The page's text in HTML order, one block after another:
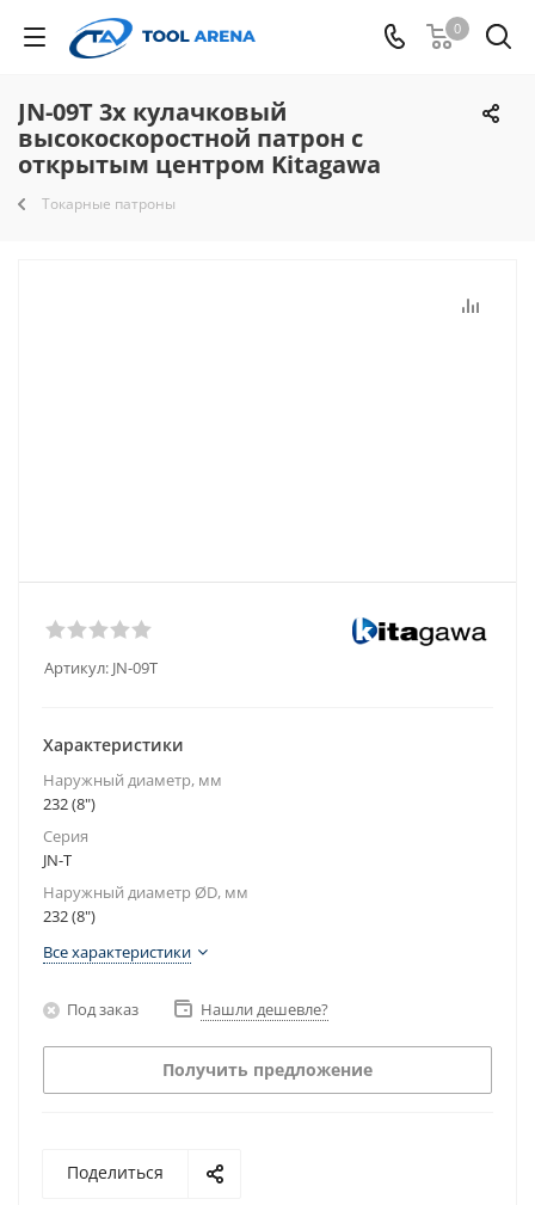
0
JN-09T 3х кулачковый
высокоскоростной патрон с
открытым центром Kitagawa
Токарные патроны
Артикул: JN-09T
Характеристики
Наружный диаметр, мм
232 (8")
Серия
JN-T
Наружный диаметр ØD, мм
232 (8")
Все характеристики
Под заказ Нашли дешевле?
Получить предложение
Поделиться